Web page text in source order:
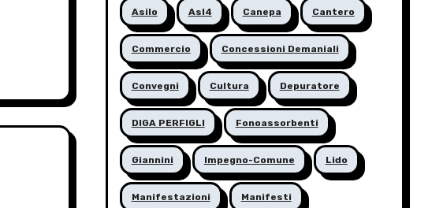
Asilo Asl4 Canepa Cantero
Commercio Concessioni Demaniali
Convegni Cultura Depuratore
DIGA PERFIGLI Fonoassorbenti
Giannini Impegno-Comune Lido
Manifestazioni Manifesti